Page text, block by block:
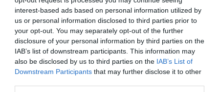
interest-based ads based on personal information utilized by
us or personal information disclosed to third parties prior to
your opt-out. You may separately opt-out of the further
disclosure of your personal information by third parties on the
IAB’s list of downstream participants. This information may
also be disclosed by us to third parties on the IAB’s List of
Downstream Participants that may further disclose it to other
El IBEX 35 cerró la sesión del miércoles en
los 20.057 puntos, un nuevo récord
Eulogio López
Ceuta. Nuestra Señora de África:
convertir al musulmán
Eulogio López